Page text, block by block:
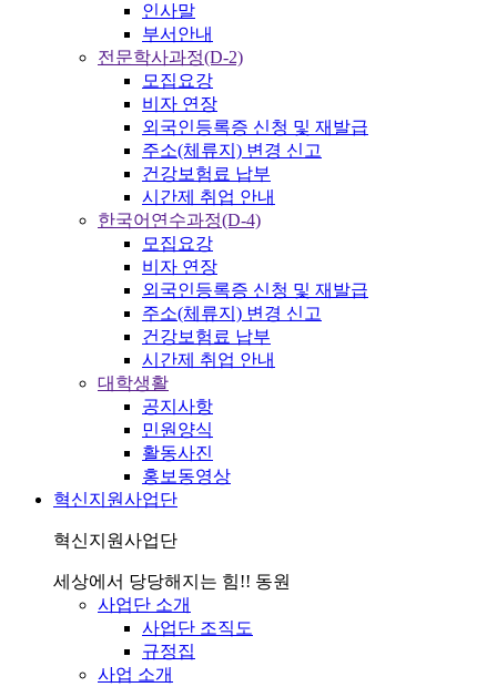
인사말
부서안내
전문학사과정(D-2)
모집요강
비자 연장
외국인등록증 신청 및 재발급
주소(체류지) 변경 신고
건강보험료 납부
시간제 취업 안내
한국어연수과정(D-4)
모집요강
비자 연장
외국인등록증 신청 및 재발급
주소(체류지) 변경 신고
건강보험료 납부
시간제 취업 안내
대학생활
공지사항
민원양식
활동사진
홍보동영상
혁신지원사업단
혁신지원사업단
세상에서 당당해지는 힘!! 동원
사업단 소개
사업단 조직도
규정집
사업 소개